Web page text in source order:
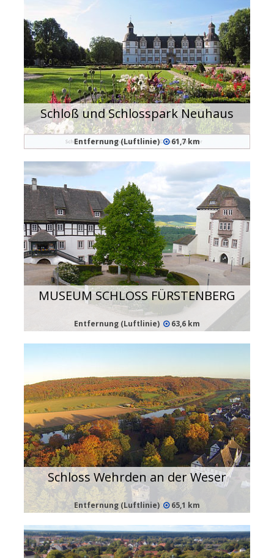
Schloß und Schlosspark Neuhaus
Entfernung (Luftlinie) 61,7 km
MUSEUM SCHLOSS FÜRSTENBERG
Entfernung (Luftlinie) 63,6 km
Schloss Wehrden an der Weser
Entfernung (Luftlinie) 65,1 km